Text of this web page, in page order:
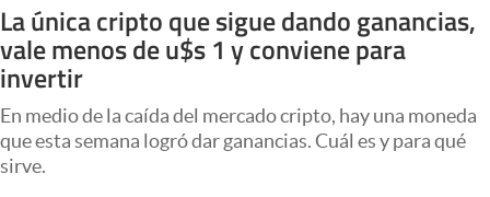
Columnistas
Otras secciones
Apertura
La única cripto que sigue dando ganancias,
vale menos de u$s 1 y conviene para
invertir
En medio de la caída del mercado cripto, hay una moneda
que esta semana logró dar ganancias. Cuál es y para qué
sirve.